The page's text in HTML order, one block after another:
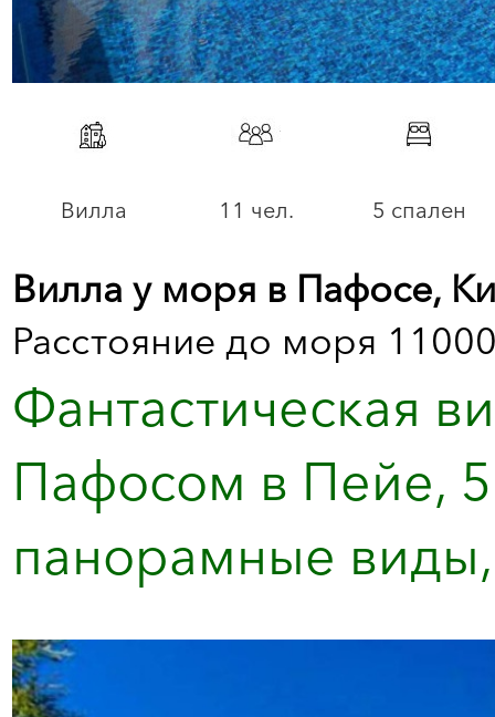
Вилла 11 чел. 5 спален
Вилла у моря в Пафосе,
Расстояние до моря
Фантастическая
Пафосом в Пейе, 5
панорамные